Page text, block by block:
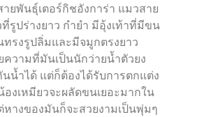
ยพันธุ์เตอร์กิชอังการ่า แมวสาย
รูปร่างยาว กำยำ มีอุ้งเท้าที่มีขน
ทรงรูปลิ่มและมีจมูกตรงยาว
ความที่มันเป็นนักว่ายน้ำตัวยง
น้ำได้ แต่ก็ต้องได้รับการตกแต่ง
งเหมียวจะผลัดขนเยอะมากใน
างของมันก็จะสวยงามเป็นพุ่มๆ